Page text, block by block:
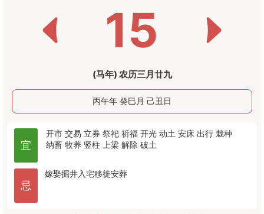
15
(马年) 农历三月廿九
丙午年 癸巳月 己丑日
宜
开市 交易 立券 祭祀 祈福 开光 动土 安床 出行 栽种
纳畜 牧养 竖柱 上梁 解除 破土
忌
嫁娶掘井入宅移徙安葬